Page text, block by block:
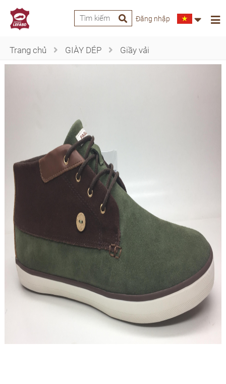
Đăng nhập
Trang chủ GIÀY DÉP Giầy vải